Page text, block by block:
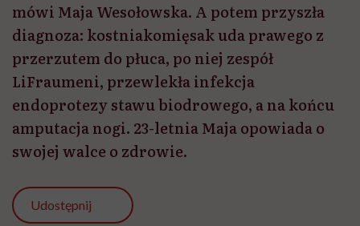
mówi Maja Wesołowska. A potem przyszła
diagnoza: kostniakomięsak uda prawego z
przerzutem do płuca, po niej zespół
LiFraumeni, przewlekła infekcja
endoprotezy stawu biodrowego, a na końcu
amputacja nogi. 23-letnia Maja opowiada o
swojej walce o zdrowie.
Udostępnij